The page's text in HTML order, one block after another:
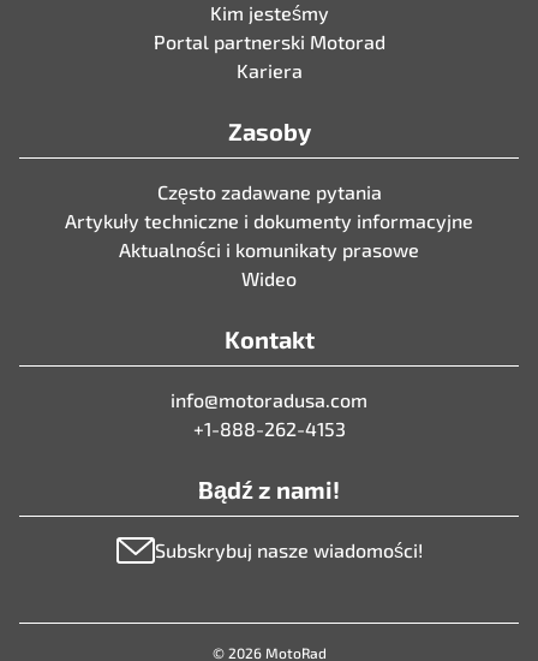
Kim jesteśmy
Portal partnerski Motorad
Kariera
Zasoby
Często zadawane pytania
Artykuły techniczne i dokumenty informacyjne
Aktualności i komunikaty prasowe
Wideo
Kontakt
info@motoradusa.com
+1-888-262-4153
Bądź z nami!
Subskrybuj nasze wiadomości!
© 2026 MotoRad